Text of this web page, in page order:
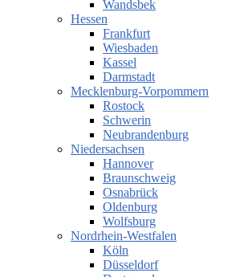
Wandsbek
Hessen
Frankfurt
Wiesbaden
Kassel
Darmstadt
Mecklenburg-Vorpommern
Rostock
Schwerin
Neubrandenburg
Niedersachsen
Hannover
Braunschweig
Osnabrück
Oldenburg
Wolfsburg
Nordrhein-Westfalen
Köln
Düsseldorf